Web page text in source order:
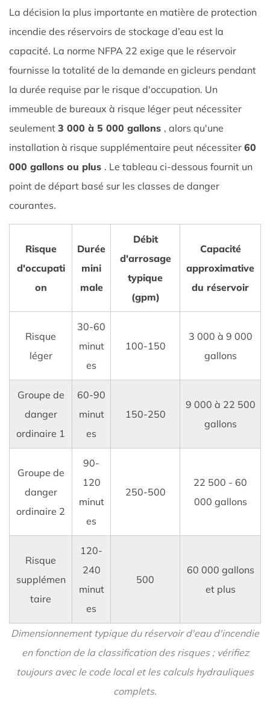
protection
les
incendies
Réservoirs
de
stockage
d'eau
NFPA22:
Core
Design
and
Réservoirs
d'eau
hors
souterrains
pour
protection
contre
incendies
3.1
Réservoirs
3.2
Réservoirs
souterrains
Sélection
matériaux
pour
La décision la plus importante en matière de protection
incendie des réservoirs de stockage d’eau est la
capacité. La norme NFPA 22 exige que le réservoir
fournisse la totalité de la demande en gicleurs pendant
la durée requise par le risque d'occupation. Un
immeuble de bureaux à risque léger peut nécessiter
seulement 3 000 à 5 000 gallons , alors qu'une
installation à risque supplémentaire peut nécessiter 60
000 gallons ou plus . Le tableau ci-dessous fournit un
point de départ basé sur les classes de danger
courantes.
Risque
d'occupati
on
Durée
mini
male
Débit
d'arrosage
typique
(gpm)
Capacité
approximative
du réservoir
Risque
léger
30-60
minut
es
100-150
3 000 à 9 000
gallons
Groupe de
danger
ordinaire 1
60-90
minut
es
150-250
9 000 à 22 500
gallons
Groupe de
danger
ordinaire 2
90-
120
minut
es
250-500
22 500 - 60
000 gallons
Risque
supplémen
taire
120-
240
minut
es
500
60 000 gallons
et plus
Dimensionnement typique du réservoir d'eau d'incendie
en fonction de la classification des risques ; vérifiez
toujours avec le code local et les calculs hydrauliques
complets.